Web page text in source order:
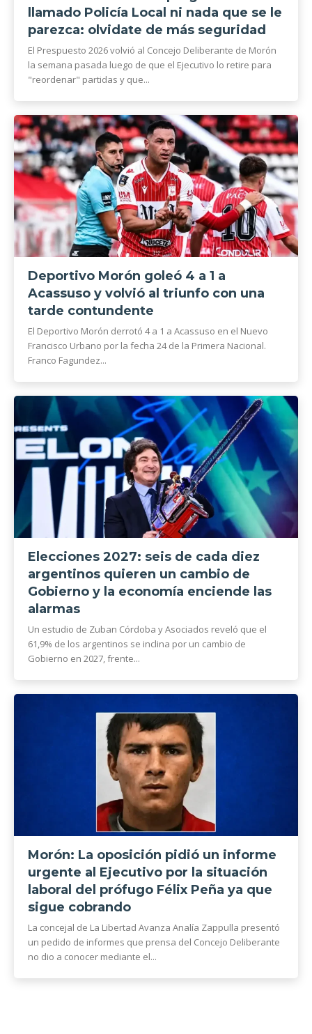
llamado Policía Local ni nada que se le
parezca: olvidate de más seguridad
El Prespuesto 2026 volvió al Concejo Deliberante de Morón
la semana pasada luego de que el Ejecutivo lo retire para
"reordenar" partidas y que...
Deportivo Morón goleó 4 a 1 a
Acassuso y volvió al triunfo con una
tarde contundente
El Deportivo Morón derrotó 4 a 1 a Acassuso en el Nuevo
Francisco Urbano por la fecha 24 de la Primera Nacional.
Franco Fagundez...
Elecciones 2027: seis de cada diez
argentinos quieren un cambio de
Gobierno y la economía enciende las
alarmas
Un estudio de Zuban Córdoba y Asociados reveló que el
61,9% de los argentinos se inclina por un cambio de
Gobierno en 2027, frente...
Morón: La oposición pidió un informe
urgente al Ejecutivo por la situación
laboral del prófugo Félix Peña ya que
sigue cobrando
La concejal de La Libertad Avanza Analía Zappulla presentó
un pedido de informes que prensa del Concejo Deliberante
no dio a conocer mediante el...